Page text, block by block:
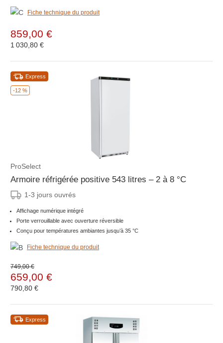
Fiche technique du produit
859,00 €
1 030,80 €
-12 %
Express
ProSelect
Armoire réfrigérée positive 543 litres – 2 à 8 °C
1-3 jours ouvrés
Affichage numérique intégré
Porte verrouillable avec ouverture réversible
Conçu pour températures ambiantes jusqu’à 35 °C
Fiche technique du produit
749,00 €
659,00 €
790,80 €
Express